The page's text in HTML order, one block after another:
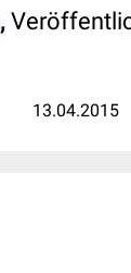
,
13.04.2015